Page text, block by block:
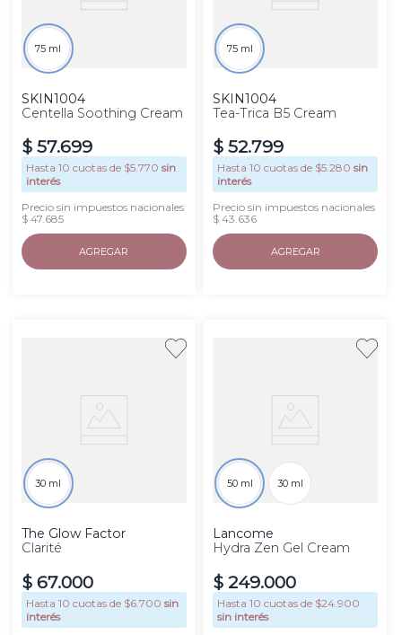
75 ml
SKIN1004
Centella Soothing Cream
$ 57.699
Hasta 10 cuotas de $5.770 sin
interés
Precio sin impuestos nacionales
$ 47.685
AGREGAR
75 ml
SKIN1004
Tea-Trica B5 Cream
$ 52.799
Hasta10 cuotas de $5.280 sin
interés
Precio sin impuestos nacionales
$ 43.636
AGREGAR
30 ml
The Glow Factor
Clarité
$ 67.000
Hasta 10 cuotas de $6.700 sin
interés
50 ml 30 ml
Lancome
Hydra Zen Gel Cream
$ 249.000
Hasta10 cuotas de $24.900
sin interés